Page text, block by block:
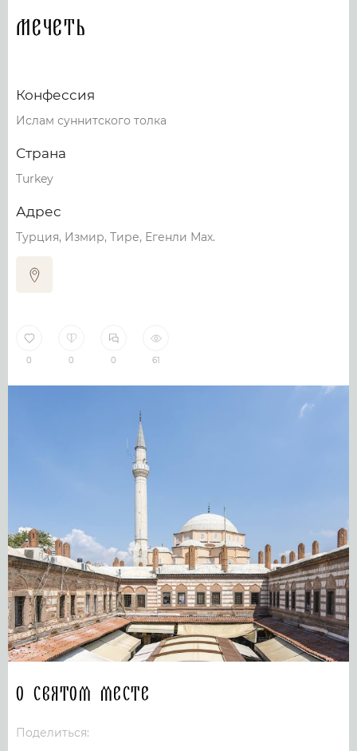
Мечеть
Конфессия
Ислам суннитского толка
Страна
Turkey
Адрес
Турция, Измир, Тире, Егенли Мах.
0 0 0 61
О святом месте
Поделиться: